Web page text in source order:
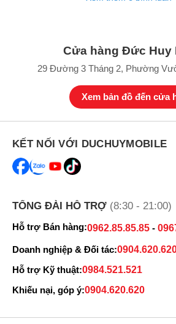
Chiếc smartwatch Mi Watch giá rẻ có
Cửa hàng Đức Huy
29 Đường 3 Tháng 2, Phường
Xem bản đồ đến cửa
KẾT NỐI VỚI DUCHUYMOBILE
TỔNG ĐÀI HỖ TRỢ (8:30 - 21:00)
Hỗ trợ Bán hàng:0962.85.85.85 -
Doanh nghiệp & Đối tác:
Hỗ trợ Kỹ thuật:0984.521.521
Khiếu nại, góp ý:0904.620.620